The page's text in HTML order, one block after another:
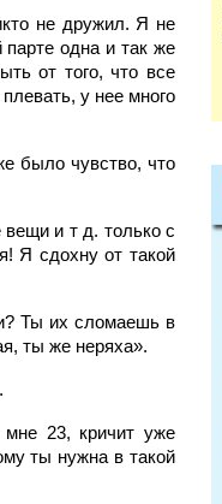
не дружил. Я не
одна и так же
от того, что все
у нее много
было чувство, что
и т д. только с
Я сдохну от такой
Ты их сломаешь в
ты же неряха».
мне 23, кричит уже
ты нужна в такой